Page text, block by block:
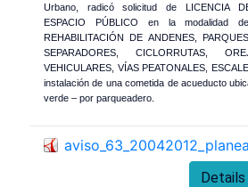
Urbano, radicó solicitud de LICENCIA
ESPACIO PÚBLICO en la modalidad
REHABILITACIÓN DE ANDENES,
SEPARADORES, CICLORRUTAS,
VEHICULARES, VÍAS PEATONALES,
instalación de una cometida de acueducto
verde – por parqueadero.
Details